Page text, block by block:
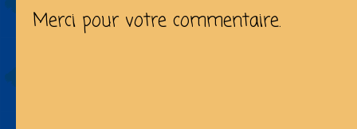
Merci pour votre commentaire.